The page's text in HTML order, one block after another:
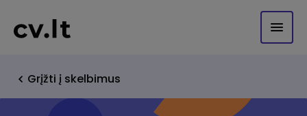
Grįžti į skelbimus